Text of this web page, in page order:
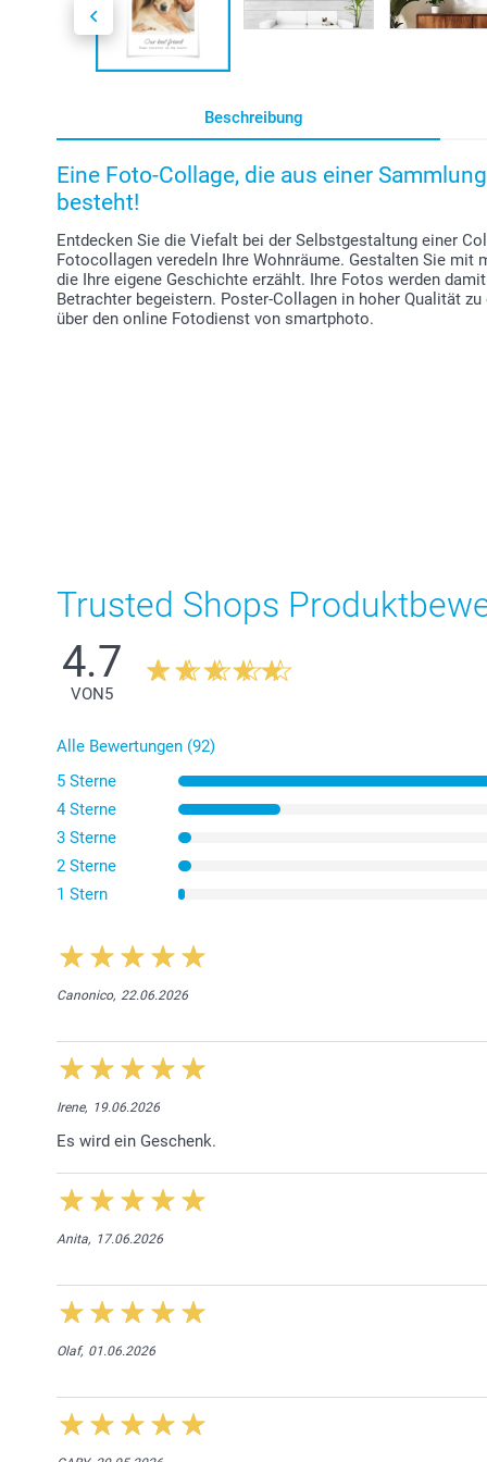
Beschreibung
Eine Foto-Collage, die aus einer
besteht!
Entdecken Sie die Viefalt bei der Selbstgestaltung einer
Fotocollagen veredeln Ihre Wohnräume. Gestalten Sie mit
die Ihre eigene Geschichte erzählt. Ihre Fotos werden
Betrachter begeistern. Poster-Collagen in hoher Qualität
über den online Fotodienst von smartphoto.
Trusted Shops
4.7
VON5
Alle Bewertungen (92)
5 Sterne
4 Sterne
3 Sterne
2 Sterne
1 Stern
Canonico, 22.06.2026
Irene, 19.06.2026
Es wird ein Geschenk.
Anita, 17.06.2026
Olaf, 01.06.2026